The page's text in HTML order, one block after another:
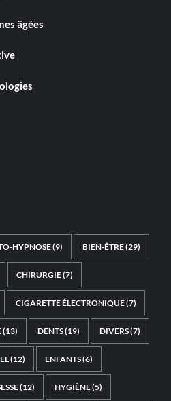
âgées
HYPNOSE(9) BIEN-ÊTRE(29)
CHIRURGIE(7)
CIGARETTE ÉLECTRONIQUE(7)
(13) DENTS(19) DIVERS(7)
(12) ENFANTS(6)
(12) HYGIÈNE(5)